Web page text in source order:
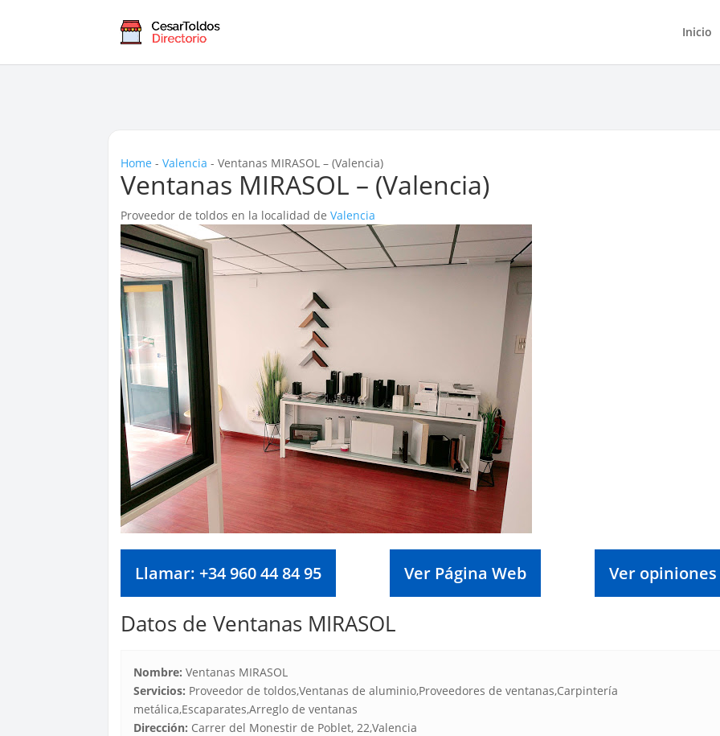
Inicio
Home -Valencia -Ventanas MIRASOL – (Valencia)
Ventanas MIRASOL – (Valencia)
Proveedor de toldos en la localidad deValencia
Llamar: +34 960 44 84 95 Ver Página Web Ver opiniones
Datos de Ventanas MIRASOL
Nombre: Ventanas MIRASOL
Servicios: Proveedor de toldos,Ventanas de aluminio,Proveedores de ventanas,Carpintería
metálica,Escaparates,Arreglo de ventanas
Dirección: Carrer del Monestir de Poblet, 22,Valencia